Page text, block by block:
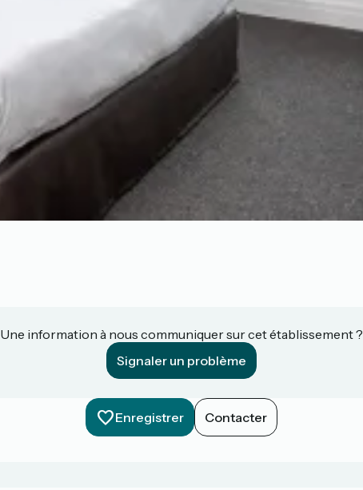
Une information à nous communiquer sur cet établissement ?
Signaler un problème
Enregistrer Contacter